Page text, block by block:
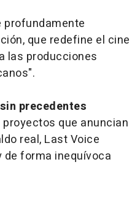
profundamente
que redefine el cine
las producciones
precedentes
que anuncian
real, Last Voice
forma inequívoca